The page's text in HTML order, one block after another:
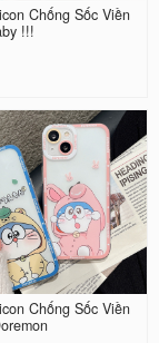
Chống Sốc Viền
!!!
Chống Sốc Viền